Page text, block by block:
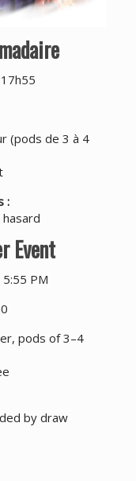
(pods de 3 à 4
:
Event
PM
pods of 3–4
by draw